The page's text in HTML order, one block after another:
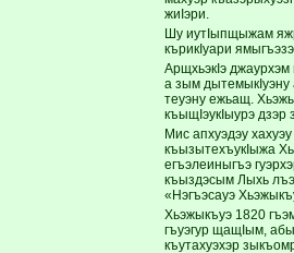
жиIэри.
Шу иутIыпщыжам
кърикIуари
АрщхьэкIэ
а зым
теуэну ежьащ.
къыщIэукIыурэ дзэр
Мис апхуэдэу
къызытехъукIыжа
егъэлеиныгъэ
къыздэсым Лыхь
«Нэгъэсауэ
Хьэжыкъуэ 1820
гъуэгур щащIым,
къутахуэхэр